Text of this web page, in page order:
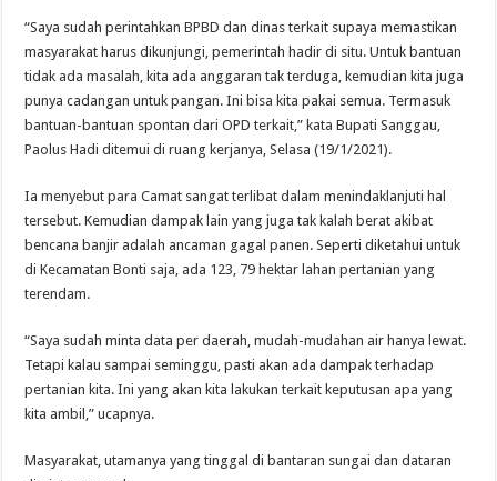
“Saya sudah perintahkan BPBD dan dinas terkait supaya memastikan
masyarakat harus dikunjungi, pemerintah hadir di situ. Untuk bantuan
tidak ada masalah, kita ada anggaran tak terduga, kemudian kita juga
punya cadangan untuk pangan. Ini bisa kita pakai semua. Termasuk
bantuan-bantuan spontan dari OPD terkait,” kata Bupati Sanggau,
Paolus Hadi ditemui di ruang kerjanya, Selasa (19/1/2021).
Ia menyebut para Camat sangat terlibat dalam menindaklanjuti hal
tersebut. Kemudian dampak lain yang juga tak kalah berat akibat
bencana banjir adalah ancaman gagal panen. Seperti diketahui untuk
di Kecamatan Bonti saja, ada 123, 79 hektar lahan pertanian yang
terendam.
“Saya sudah minta data per daerah, mudah-mudahan air hanya lewat.
Tetapi kalau sampai seminggu, pasti akan ada dampak terhadap
pertanian kita. Ini yang akan kita lakukan terkait keputusan apa yang
kita ambil,” ucapnya.
Masyarakat, utamanya yang tinggal di bantaran sungai dan dataran